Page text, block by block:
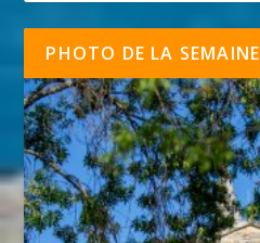
PHOTO DE LA SEMAINE